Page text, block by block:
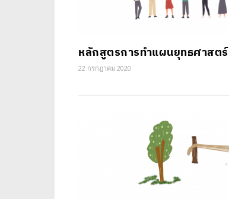
หลักสูตรการทำแผนยุทธศาสตร์
22 กรกฎาคม 2020